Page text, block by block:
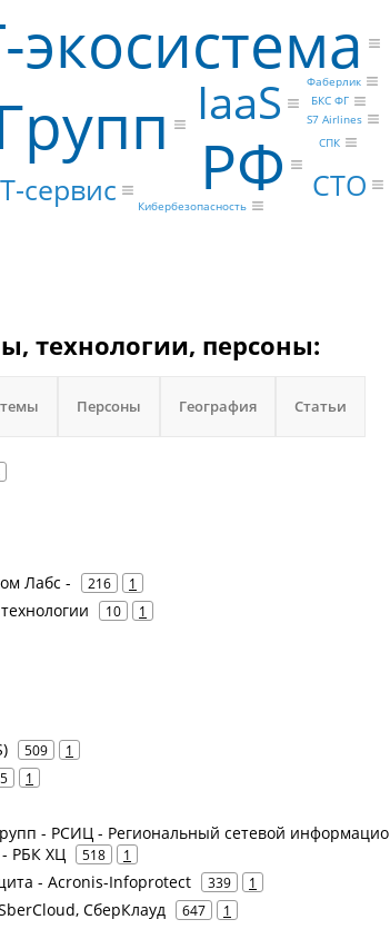
экосистема
РФ
IaaS
сервис CTO
СПК
S7 Airlines
БКС ФГ
Фаберлик
Кибербезопасность
технологии, персоны:
Персоны География Статьи
Лабс - 216 1
10 1
509 1
1
- РСИЦ - Региональный сетевой
РБК ХЦ
518 1
- Acronis-Infoprotect 339 1
СберКлауд 647 1